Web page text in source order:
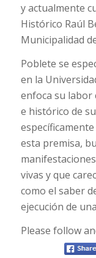
y actualmente
Histórico Raúl
Municipalidad
Poblete se
en la
enfoca su labor
e histórico de
esta premisa,
vivas y que
como el saber
ejecución de
Please follow